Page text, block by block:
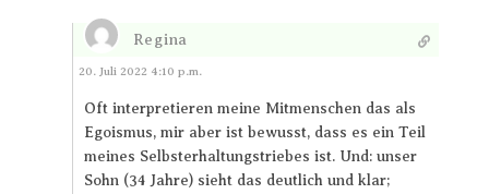
Regina
Antworten
20. Juli 2022 4:10 p.m.
Oft interpretieren meine Mitmenschen das als
Egoismus, mir aber ist bewusst, dass es ein Teil
meines Selbsterhaltungstriebes ist. Und: unser
Sohn (34 Jahre) sieht das deutlich und klar;